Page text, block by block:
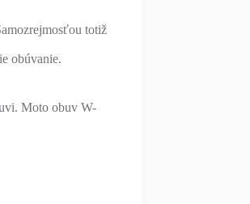
totiž
obúvanie.
Moto obuv W-